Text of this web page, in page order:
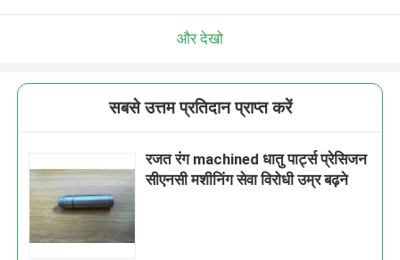
और देखो
सबसे उत्तम प्रतिदान प्राप्त करें
रजत रंग machined धातु पार्ट्स प्रेसिजन
सीएनसी मशीनिंग सेवा विरोधी उम्र बढ़ने